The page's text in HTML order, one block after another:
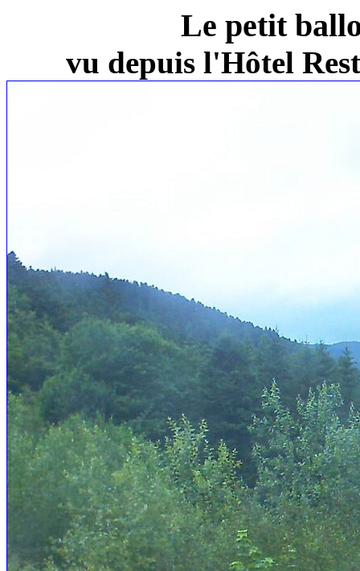
Le petit
vu depuis l'Hôtel